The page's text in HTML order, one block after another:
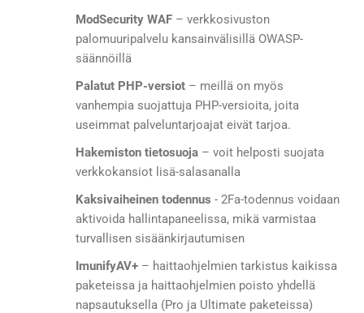
ModSecurity WAF – verkkosivuston
palomuuripalvelu kansainvälisillä OWASP-
säännöillä
Palatut PHP-versiot – meillä on myös
vanhempia suojattuja PHP-versioita, joita
useimmat palveluntarjoajat eivät tarjoa.
Hakemiston tietosuoja – voit helposti suojata
verkkokansiot lisä-salasanalla
Kaksivaiheinen todennus - 2Fa-todennus voidaan
aktivoida hallintapaneelissa, mikä varmistaa
turvallisen sisäänkirjautumisen
ImunifyAV+ – haittaohjelmien tarkistus kaikissa
paketeissa ja haittaohjelmien poisto yhdellä
napsautuksella (Pro ja Ultimate paketeissa)